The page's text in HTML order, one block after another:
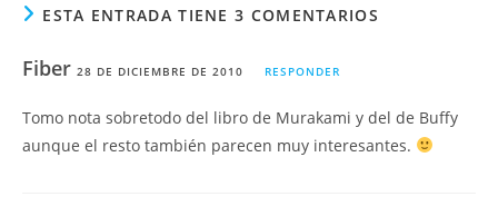
ESTA ENTRADA TIENE 3 COMENTARIOS
Fiber 28 DE DICIEMBRE DE 2010 RESPONDER
Tomo nota sobretodo del libro de Murakami y del de Buffy
aunque el resto también parecen muy interesantes.